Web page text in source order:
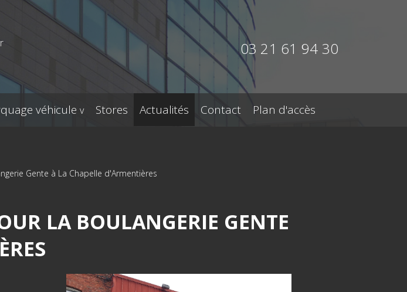
03 21 61 94 30
véhicule Stores Actualités Contact Plan d'accès
Gente à La Chapelle d'Armentières
LA BOULANGERIE GENTE